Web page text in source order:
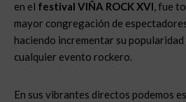
en el festival VIÑA ROCK XVI, fue
mayor congregación de
haciendo incrementar su popularidad
cualquier evento rockero.
En sus vibrantes directos podemos